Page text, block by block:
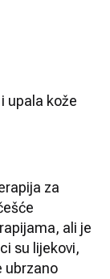
upala kože
za
ali je
su lijekovi,
ubrzano